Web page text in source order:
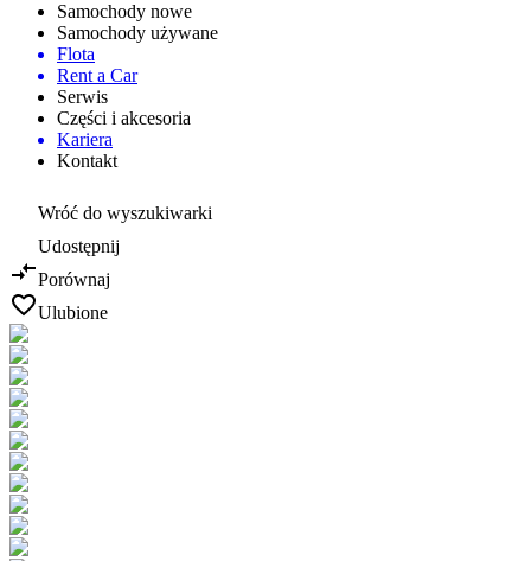
Samochody nowe
Samochody używane
Flota
Rent a Car
Serwis
Części i akcesoria
Kariera
Kontakt
Wróć do wyszukiwarki
Udostępnij
Porównaj
Ulubione